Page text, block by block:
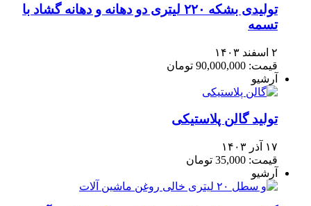
تولیدی بشکه ۲۲۰ لیتری دو دهانه و دهانه گشاد با
تسمه
۲ اسفند ۱۴۰۳
قیمت: 90,000,000 تومان
آرشیو
تولید گالن پلاستیکی
۱۷ آذر ۱۴۰۳
قیمت: 35,000 تومان
آرشیو